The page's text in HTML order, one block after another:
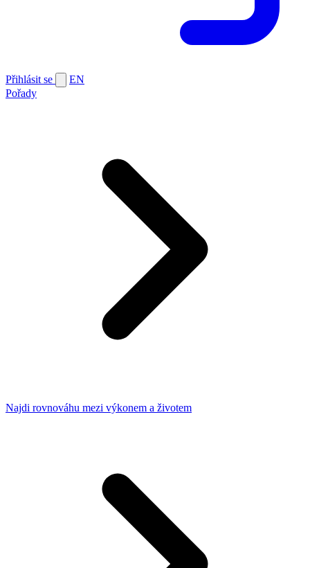
Přihlásit se
EN
Pořady
Najdi rovnováhu mezi výkonem a životem